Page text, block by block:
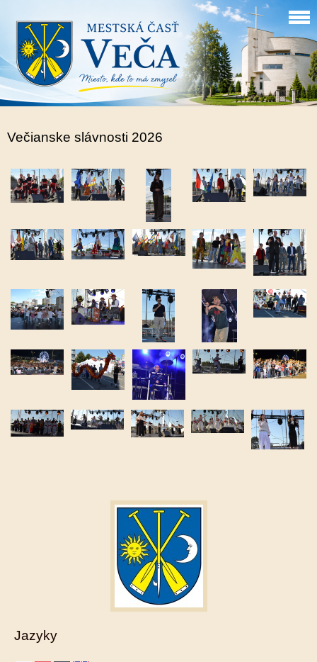
Večianske slávnosti 2026
Jazyky